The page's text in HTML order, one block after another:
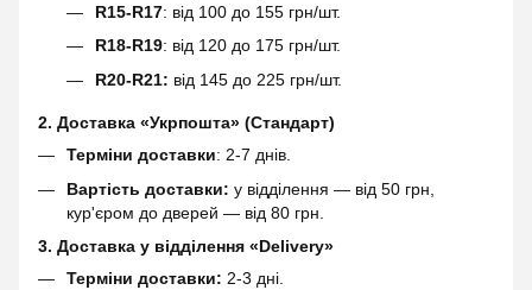
R15-R17: від 100 до 155 грн/шт.
R18-R19: від 120 до 175 грн/шт.
R20-R21: від 145 до 225 грн/шт.
2. Доставка «Укрпошта» (Стандарт)
Терміни доставки: 2-7 днів.
Вартість доставки: у відділення — від 50 грн,
кур'єром до дверей — від 80 грн.
3. Доставка у відділення «Delivery»
Терміни доставки: 2-3 дні.